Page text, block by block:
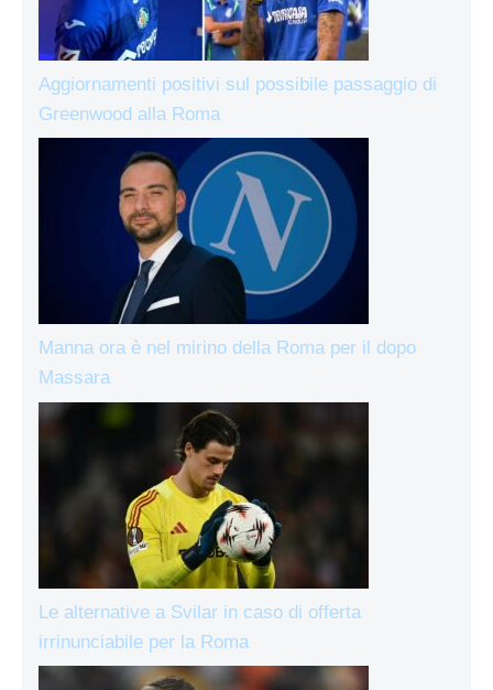
Aggiornamenti positivi sul possibile passaggio di
Greenwood alla Roma
Manna ora è nel mirino della Roma per il dopo
Massara
Le alternative a Svilar in caso di offerta
irrinunciabile per la Roma